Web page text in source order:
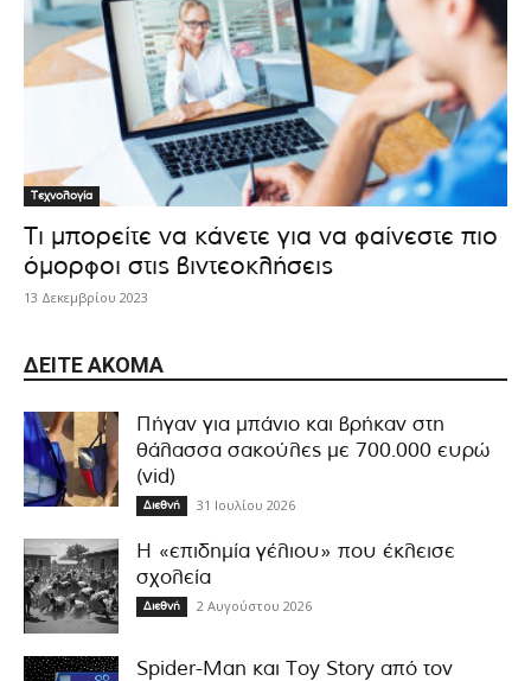
Τεχνολογία
Τι μπορείτε να κάνετε για να φαίνεστε πιο
όμορφοι στις βιντεοκλήσεις
13 Δεκεμβρίου 2023
ΔΕΊΤΕ ΑΚΌΜΑ
Πήγαν για μπάνιο και βρήκαν στη
θάλασσα σακούλες με 700.000 ευρώ
(vid)
Διεθνή 31 Ιουλίου 2026
Η «επιδημία γέλιου» που έκλεισε
σχολεία
Διεθνή 2 Αυγούστου 2026
Spider-Man και Toy Story από τον